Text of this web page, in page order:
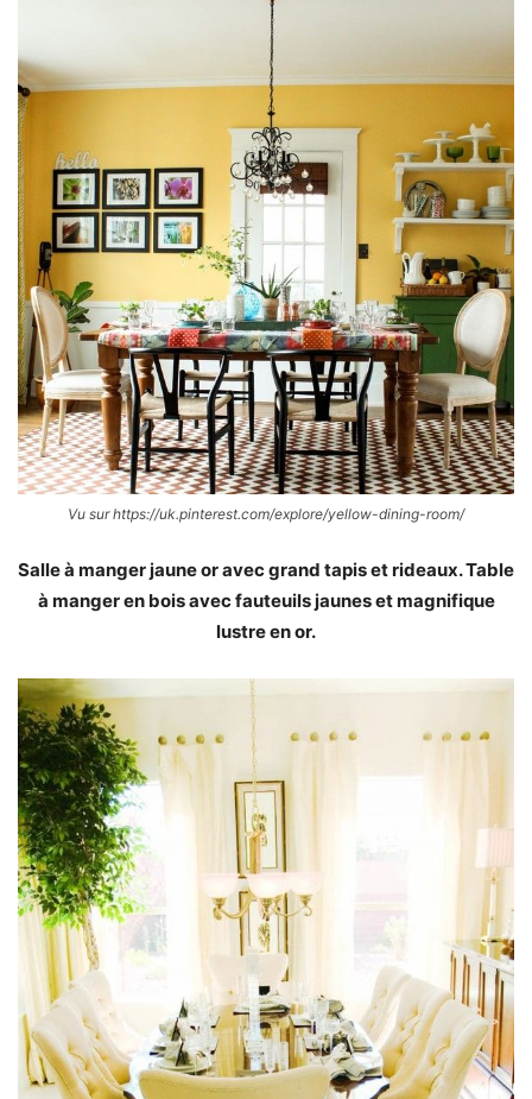
Vu sur https://uk.pinterest.com/explore/yellow-dining-room/
Salle à manger jaune or avec grand tapis et rideaux. Table
à manger en bois avec fauteuils jaunes et magnifique
lustre en or.